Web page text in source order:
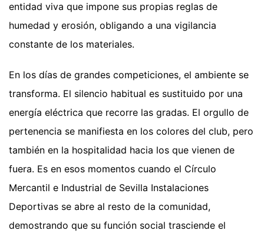
entidad viva que impone sus propias reglas de
humedad y erosión, obligando a una vigilancia
constante de los materiales.
En los días de grandes competiciones, el ambiente se
transforma. El silencio habitual es sustituido por una
energía eléctrica que recorre las gradas. El orgullo de
pertenencia se manifiesta en los colores del club, pero
también en la hospitalidad hacia los que vienen de
fuera. Es en esos momentos cuando el Círculo
Mercantil e Industrial de Sevilla Instalaciones
Deportivas se abre al resto de la comunidad,
demostrando que su función social trasciende el